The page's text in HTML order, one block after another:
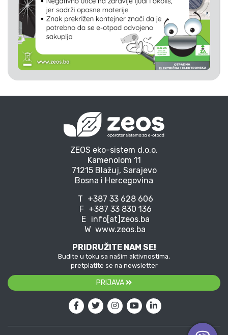
ZEOS eko-sistem d.o.o.
Kamenolom 11
71215 Blažuj, Sarajevo
Bosna i Hercegovina
T +387 33 628 606
F +387 33 830 136
E info[at]zeos.ba
W www.zeos.ba
PRIDRUŽITE NAM SE!
Budite u toku sa našim aktivnostima,
pretplatite se na newsletter
PRIJAVA